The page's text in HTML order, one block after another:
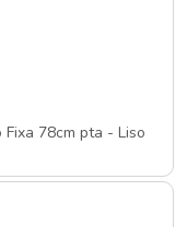
78cm pta - Liso